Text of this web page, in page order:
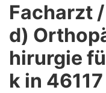
Facharzt
d)
hirurgie
k in